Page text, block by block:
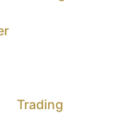
Trading